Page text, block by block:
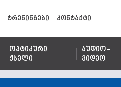
ტრენინგები კონტაქტი
ოპტიკური
ქსელი
აუდიო-
ვიდეო